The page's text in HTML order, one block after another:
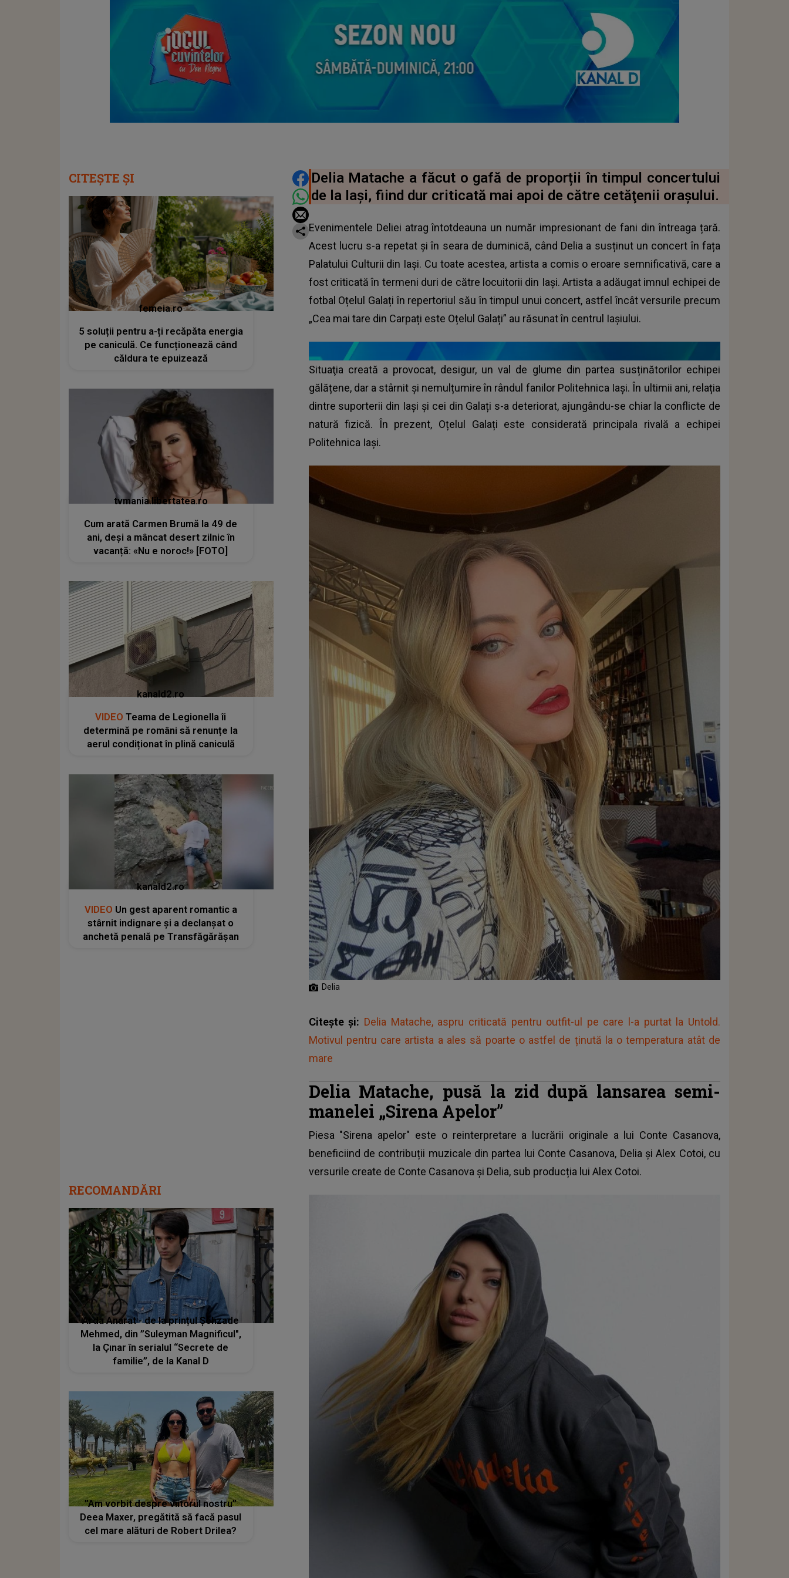
DISTRIBUIE ARTICOLUL
Delia Matache a făcut o gafă de proporții în timpul concertului
de la Iaşi, fiind dur criticată mai apoi de către cetăţenii oraşului.
Evenimentele Deliei atrag întotdeauna un număr impresionant de fani din întreaga țară.
Acest lucru s-a repetat și în seara de duminică, când Delia a susținut un concert în fața
Palatului Culturii din Iași. Cu toate acestea, artista a comis o eroare semnificativă, care a
fost criticată în termeni duri de către locuitorii din Iași. Artista a adăugat imnul echipei de
fotbal Oțelul Galați în repertoriul său în timpul unui concert, astfel încât versurile precum
„Cea mai tare din Carpați este Oțelul Galați” au răsunat în centrul Iașiului.
Situaţia creată a provocat, desigur, un val de glume din partea susținătorilor echipei
gălățene, dar a stârnit și nemulțumire în rândul fanilor Politehnica Iași. În ultimii ani, relația
dintre suporterii din Iași și cei din Galați s-a deteriorat, ajungându-se chiar la conflicte de
natură fizică. În prezent, Oțelul Galați este considerată principala rivală a echipei
Politehnica Iași.
Delia
Citește și: Delia Matache, aspru criticată pentru outfit-ul pe care l-a purtat la Untold.
Motivul pentru care artista a ales să poarte o astfel de ținută la o temperatura atât de
mare
Delia Matache, pusă la zid după lansarea semi-
manelei „Sirena Apelor”
Piesa "Sirena apelor" este o reinterpretare a lucrării originale a lui Conte Casanova,
beneficiind de contribuții muzicale din partea lui Conte Casanova, Delia și Alex Cotoi, cu
versurile create de Conte Casanova și Delia, sub producția lui Alex Cotoi.
CITEȘTE ȘI
femeia.ro
5 soluții pentru a-ți recăpăta energia
pe caniculă. Ce funcționează când
căldura te epuizează
tvmania.libertatea.ro
Cum arată Carmen Brumă la 49 de
ani, deși a mâncat desert zilnic în
vacanță: «Nu e noroc!» [FOTO]
kanald2.ro
VIDEO Teama de Legionella îi
determină pe români să renunțe la
aerul condiționat în plină caniculă
kanald2.ro
VIDEO Un gest aparent romantic a
stârnit indignare și a declanșat o
anchetă penală pe Transfăgărășan
RECOMANDĂRI
Arda Anarat - de la prințul Şehzade
Mehmed, din ”Suleyman Magnificul",
la Çınar în serialul “Secrete de
familie”, de la Kanal D
”Am vorbit despre viitorul nostru”
Deea Maxer, pregătită să facă pasul
cel mare alături de Robert Drilea?